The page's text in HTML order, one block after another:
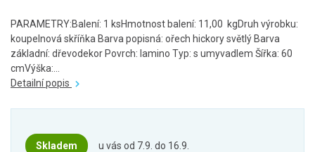
PARAMETRY:Balení: 1 ksHmotnost balení: 11,00 kgDruh výrobku:
koupelnová skříňka Barva popisná: ořech hickory světlý Barva
základní: dřevodekor Povrch: lamino Typ: s umyvadlem Šířka: 60
cmVýška:...
Detailní popis
Skladem u vás od 7.9. do 16.9.